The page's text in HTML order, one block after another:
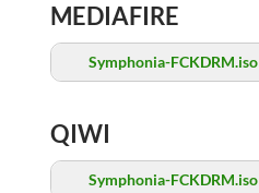
MEDIAFIRE
Symphonia-FCKDRM.iso
QIWI
Symphonia-FCKDRM.iso